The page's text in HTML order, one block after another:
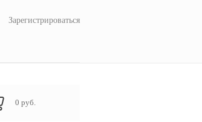
Зарегистрироваться
0 руб.